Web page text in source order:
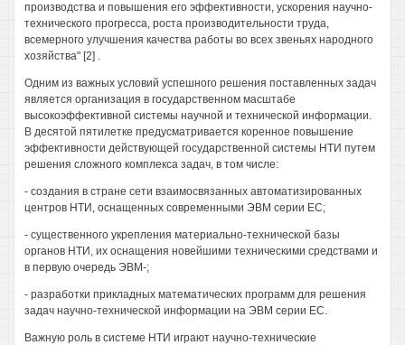
производства и повышения его эффективности, ускорения научно-
технического прогресса, роста производительности труда,
всемерного улучшения качества работы во всех звеньях народного
хозяйства" [2] .
Одним из важных условий успешного решения поставленных задач
является организация в государственном масштабе
высокоэффективной системы научной и технической информации.
В десятой пятилетке предусматривается коренное повышение
эффективности действующей государственной системы НТИ путем
решения сложного комплекса задач, в том числе:
- создания в стране сети взаимосвязанных автоматизированных
центров НТИ, оснащенных современными ЭВМ серии ЕС;
- существенного укрепления материально-технической базы
органов НТИ, их оснащения новейшими техническими средствами и
в первую очередь ЭВМ-;
- разработки прикладных математических программ для решения
задач научно-технической информации на ЭВМ серии ЕС.
Важную роль в системе НТИ играют научно-технические